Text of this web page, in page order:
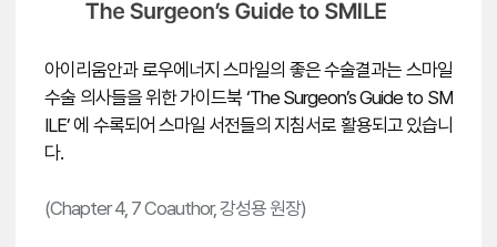
아이리움안과 로우에너지 스마일의 좋은 수술결과는 스마일
수술 의사들을 위한가이드북 ‘The Surgeon’s Guide to SM
ILE’ 에 수록되어 스마일 서전들의 지침서로 활용되고 있습니
다.
(Chapter 4, 7 Coauthor, 강성용 원장)